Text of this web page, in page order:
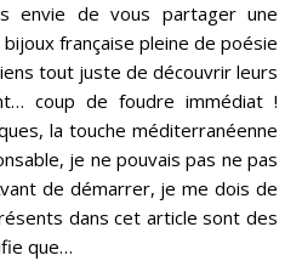
envie de vous partager une
française pleine de poésie
tout juste de découvrir leurs
coup de foudre immédiat !
la touche méditerranéenne
je ne pouvais pas ne pas
de démarrer, je me dois de
dans cet article sont des
que…